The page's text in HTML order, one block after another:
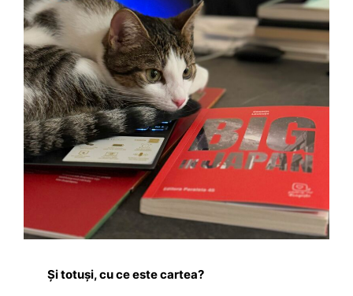
Și totuși, cu ce este cartea?